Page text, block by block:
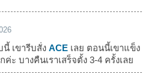
นี้ เขารีบสั่ง ACE เลย ตอนนี้เขาแข็ง
ะ บางคืนเราเสร็จตั้ง 3-4 ครั้งเลย